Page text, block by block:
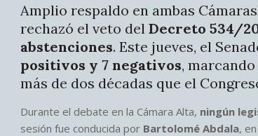
Amplio respaldo en ambas
rechazó el veto del Decreto 534/
abstenciones. Este jueves, el
positivos y 7 negativos,
más de dos décadas que el
Durante el debate en la Cámara Alta, ningún
sesión fue conducida por Bartolomé Abdala,